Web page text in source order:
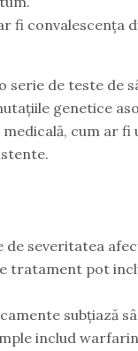
fi convalescența
serie de teste de
genetice
cum ar
severitatea
tratament pot
subțiază
includ